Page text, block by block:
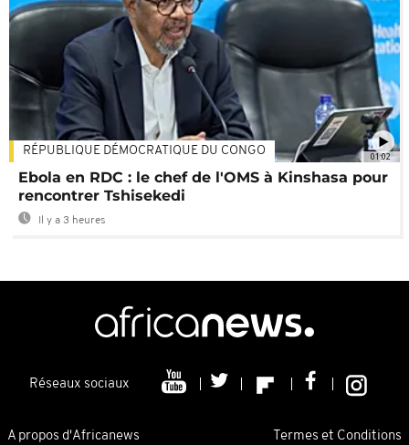
01:02
RÉPUBLIQUE DÉMOCRATIQUE DU CONGO
Ebola en RDC : le chef de l'OMS à Kinshasa pour
rencontrer Tshisekedi
Il y a 3 heures
Réseaux sociaux
A propos d'Africanews Termes et Conditions